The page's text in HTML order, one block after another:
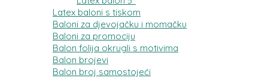
Latex baloni s tiskom
Baloni za djevojačku i momačku
Baloni za promociju
Balon folija okrugli s motivima
Balon brojevi
Balon broj samostojeći